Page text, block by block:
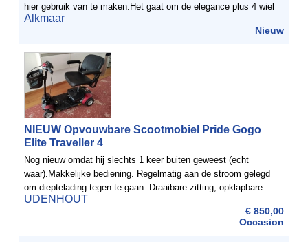
hier gebruik van te maken.Het gaat om de elegance plus 4 wiel
blauw. De scootmobiel is voorzien van stokhouder ...
Alkmaar
Nieuw
NIEUW Opvouwbare Scootmobiel Pride Gogo
Elite Traveller 4
Nog nieuw omdat hij slechts 1 keer buiten geweest (echt
waar).Makkelijke bediening. Regelmatig aan de stroom gelegd
om dieptelading tegen te gaan. Draaibare zitting, opklapbare
leuningHandleiding aanwezig, in het Nederlands, Engels, Frans
UDENHOUT
€ 850,00
Occasion